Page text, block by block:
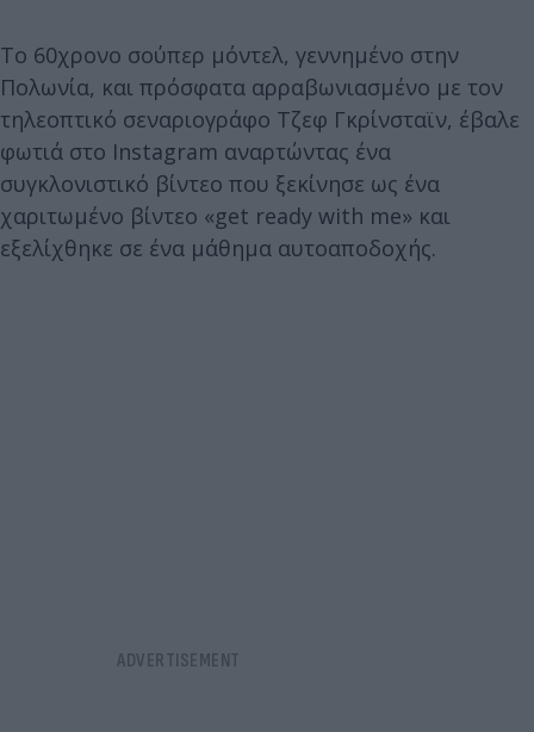
Το 60χρονο σούπερ μόντελ, γεννημένο στην
Πολωνία, και πρόσφατα αρραβωνιασμένο με τον
τηλεοπτικό σεναριογράφο Τζεφ Γκρίνσταϊν, έβαλε
φωτιά στο Instagram αναρτώντας ένα
συγκλονιστικό βίντεο που ξεκίνησε ως ένα
χαριτωμένο βίντεο «get ready with me» και
εξελίχθηκε σε ένα μάθημα αυτοαποδοχής.